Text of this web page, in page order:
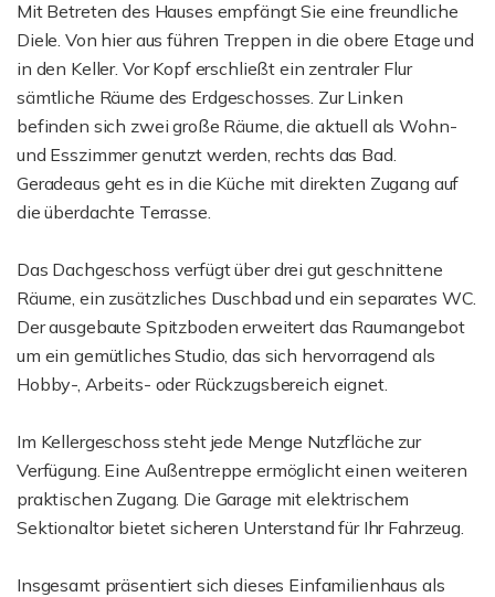
Mit Betreten des Hauses empfängt Sie eine freundliche
Diele. Von hier aus führen Treppen in die obere Etage und
in den Keller. Vor Kopf erschließt ein zentraler Flur
sämtliche Räume des Erdgeschosses. Zur Linken
befinden sich zwei große Räume, die aktuell als Wohn-
und Esszimmer genutzt werden, rechts das Bad.
Geradeaus geht es in die Küche mit direkten Zugang auf
die überdachte Terrasse.
Das Dachgeschoss verfügt über drei gut geschnittene
Räume, ein zusätzliches Duschbad und ein separates WC.
Der ausgebaute Spitzboden erweitert das Raumangebot
um ein gemütliches Studio, das sich hervorragend als
Hobby-, Arbeits- oder Rückzugsbereich eignet.
Im Kellergeschoss steht jede Menge Nutzfläche zur
Verfügung. Eine Außentreppe ermöglicht einen weiteren
praktischen Zugang. Die Garage mit elektrischem
Sektionaltor bietet sicheren Unterstand für Ihr Fahrzeug.
Insgesamt präsentiert sich dieses Einfamilienhaus als